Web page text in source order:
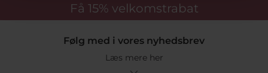
Få 15% velkomstrabat
Følg med i vores nyhedsbrev
Læs mere her